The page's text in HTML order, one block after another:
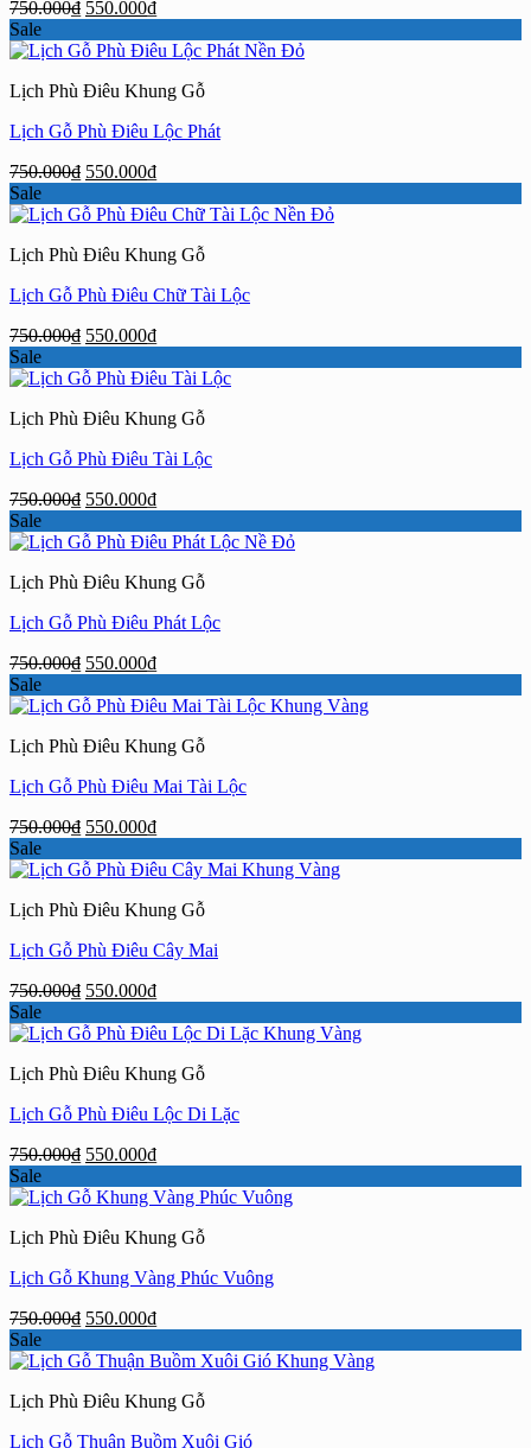
750.000₫ Giá
là:
550.000₫Giá
tại
550.000₫.
Sale
Lịch Phù Điêu Khung Gỗ
Lịch Gỗ Phù Điêu Lộc Phát
750.000₫ Giá
là:
550.000₫Giá
tại
550.000₫.
Sale
Lịch Phù Điêu Khung Gỗ
Lịch Gỗ Phù Điêu Chữ Tài Lộc
750.000₫ Giá
là:
550.000₫Giá
tại
550.000₫.
Sale
Lịch Phù Điêu Khung Gỗ
Lịch Gỗ Phù Điêu Tài Lộc
750.000₫ Giá
là:
550.000₫Giá
tại
550.000₫.
Sale
Lịch Phù Điêu Khung Gỗ
Lịch Gỗ Phù Điêu Phát Lộc
750.000₫ Giá
là:
550.000₫Giá
tại
550.000₫.
Sale
Lịch Phù Điêu Khung Gỗ
Lịch Gỗ Phù Điêu Mai Tài Lộc
750.000₫ Giá
là:
550.000₫Giá
tại
550.000₫.
Sale
Lịch Phù Điêu Khung Gỗ
Lịch Gỗ Phù Điêu Cây Mai
750.000₫ Giá
là:
550.000₫Giá
tại
550.000₫.
Sale
Lịch Phù Điêu Khung Gỗ
Lịch Gỗ Phù Điêu Lộc Di Lặc
750.000₫ Giá
là:
550.000₫Giá
tại
550.000₫.
Sale
Lịch Phù Điêu Khung Gỗ
Lịch Gỗ Khung Vàng Phúc Vuông
750.000₫ Giá
là:
550.000₫Giá
tại
550.000₫.
Sale
Lịch Phù Điêu Khung Gỗ
Lịch Gỗ Thuận Buồm Xuôi Gió